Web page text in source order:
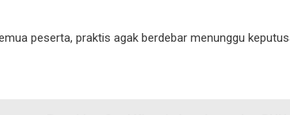
peserta, praktis agak berdebar menunggu